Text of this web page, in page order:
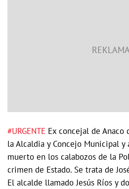
#URGENTE Ex concejal de
la Alcaldia y Concejo Municipal y
muerto en los calabozos de la
crimen de Estado. Se trata de
El alcalde llamado Jesús Ríos y